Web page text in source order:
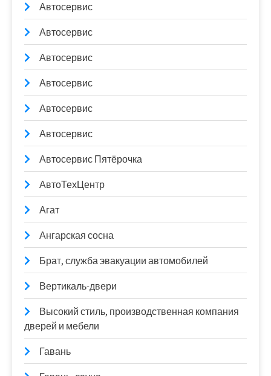
Автосервис
Автосервис
Автосервис
Автосервис
Автосервис
Автосервис
Автосервис Пятёрочка
АвтоТехЦентр
Агат
Ангарская сосна
Брат, служба эвакуации автомобилей
Вертикаль-двери
Высокий стиль, производственная компания
дверей и мебели
Гавань